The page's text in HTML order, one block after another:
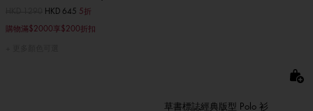
至HKD 645 5折
購物滿$2000享$200折扣
草書標誌經典版型 Polo 衫